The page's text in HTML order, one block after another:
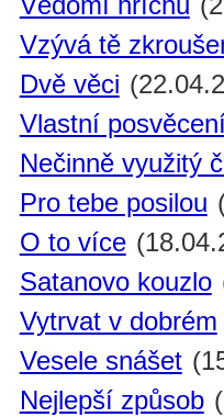
Vzývá tě
Dvě věci
Vlastní
Nečinně využitý
Pro tebe posilou
O to více
Satanovo kouzlo
Vytrvat v dobrém
Vesele snášet
Nejlepší způsob